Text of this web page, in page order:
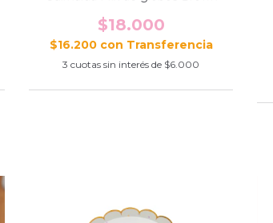
$18.000
$16.200 con
3 cuotas sin interés de $6.000